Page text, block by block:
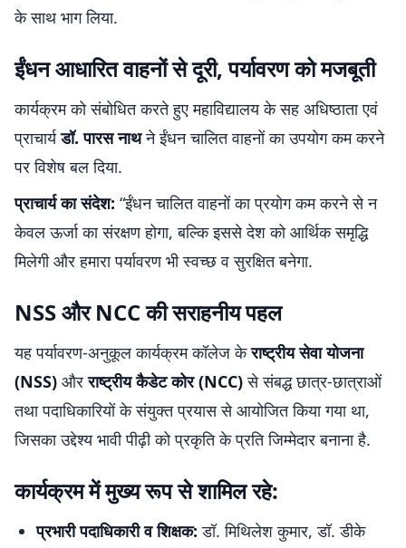
के साथ भाग लिया.
ईंधन आधारित वाहनों से दूरी, पर्यावरण को मजबूती
कार्यक्रम को संबोधित करते हुए महाविद्यालय के सह अधिष्ठाता एवं
प्राचार्यडॉ. पारस नाथने ईंधन चालित वाहनों का उपयोग कम करने
पर विशेष बल दिया.
प्राचार्य का संदेश: “ईंधन चालित वाहनों का प्रयोग कम करने से न
केवल ऊर्जा का संरक्षण होगा, बल्कि इससे देश को आर्थिक समृद्धि
मिलेगी और हमारा पर्यावरण भी स्वच्छ व सुरक्षित बनेगा.
NSS और NCC की सराहनीय पहल
यह पर्यावरण-अनुकूल कार्यक्रम कॉलेज केराष्ट्रीय सेवा योजना
(NSS) औरराष्ट्रीय कैडेट कोर (NCC)से संबद्ध छात्र-छात्राओं
तथा पदाधिकारियों के संयुक्त प्रयास से आयोजित किया गया था,
जिसका उद्देश्य भावी पीढ़ी को प्रकृति के प्रति जिम्मेदार बनाना है.
कार्यक्रम में मुख्य रूप से शामिल रहे:
प्रभारी पदाधिकारी व शिक्षक: डॉ. मिथिलेश कुमार, डॉ. डीके